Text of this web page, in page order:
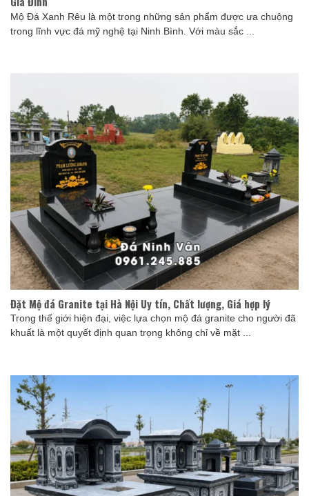
Mộ Đá Xanh Rêu là một trong những sản phẩm được ưa chuộng
trong lĩnh vực đá mỹ nghệ tại Ninh Bình. Với màu sắc ...
Đặt Mộ đá Granite tại Hà Nội Uy tín, Chất lượng, Giá hợp lý
Trong thế giới hiện đại, việc lựa chọn mộ đá granite cho người đã
khuất là một quyết định quan trọng không chỉ về mặt ...